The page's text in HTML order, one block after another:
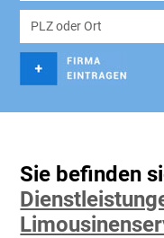
Sie befinden